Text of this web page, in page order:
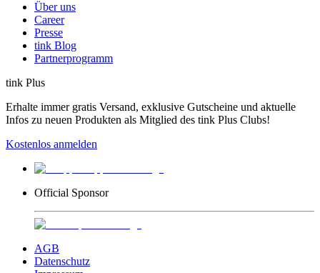
Über uns
Career
Presse
tink Blog
Partnerprogramm
tink Plus
Erhalte immer gratis Versand, exklusive Gutscheine und aktuelle
Infos zu neuen Produkten als Mitglied des tink Plus Clubs!
Kostenlos anmelden
Official Sponsor
AGB
Datenschutz